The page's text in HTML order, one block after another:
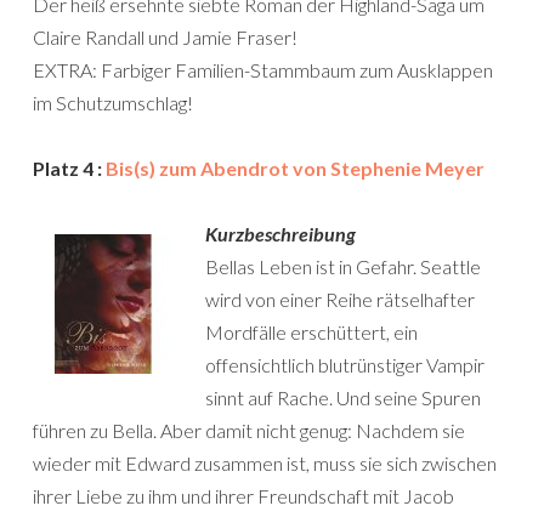
Claire Randall und Jamie Fraser!
EXTRA: Farbiger Familien-Stammbaum zum Ausklappen
im Schutzumschlag!
Platz 4 : Bis(s) zum Abendrot von Stephenie Meyer
Kurzbeschreibung
Bellas Leben ist in Gefahr. Seattle
wird von einer Reihe rätselhafter
Mordfälle erschüttert, ein
offensichtlich blutrünstiger Vampir
sinnt auf Rache. Und seine Spuren
führen zu Bella. Aber damit nicht genug: Nachdem sie
wieder mit Edward zusammen ist, muss sie sich zwischen
ihrer Liebe zu ihm und ihrer Freundschaft mit Jacob